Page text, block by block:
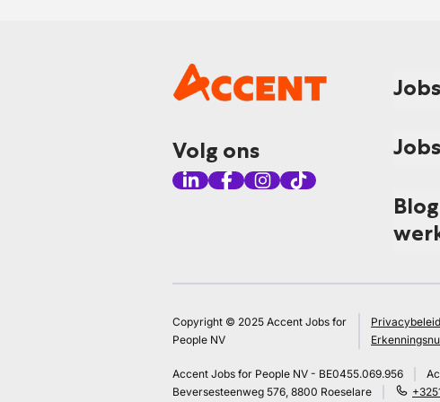
Volg ons
Copyright © 2025 Accent Jobs for
People NV
Privacybeleid
Accent Jobs for People NV - BE0455.069.956
Beversesteenweg 576, 8800 Roeselare